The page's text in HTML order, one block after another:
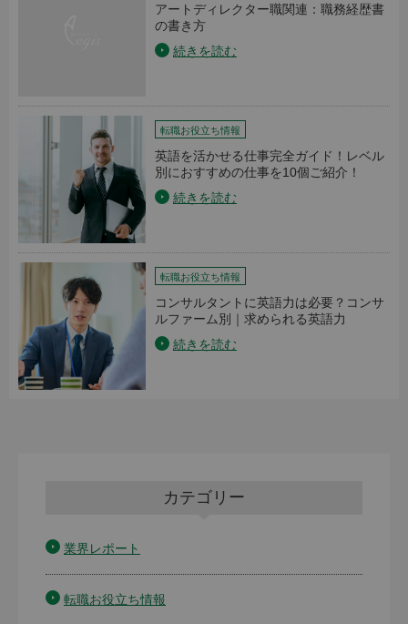
アートディレクター職関連：職務経歴書
の書き方
続きを読む
転職お役立ち情報
英語を活かせる仕事完全ガイド！レベル
別におすすめの仕事を10個ご紹介！
続きを読む
転職お役立ち情報
コンサルタントに英語力は必要？コンサ
ルファーム別｜求められる英語力
続きを読む
カテゴリー
業界レポート
転職お役立ち情報